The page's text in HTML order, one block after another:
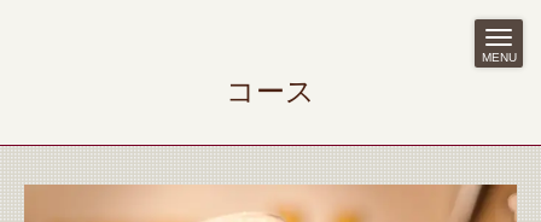
MENU
コース